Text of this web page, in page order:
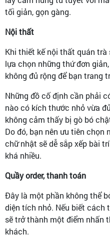
tối giản, gọn gàng.
Nội thất
Khi thiết kế nội thất quán
lựa chọn những thứ đơn
không đủ rộng để bạn trang
Những đồ cố định cần phải
nào có kích thước nhỏ vừa
không cảm thấy bị gò bó
Do đó, bạn nên ưu tiên chọn
chữ nhật sẽ dễ sắp xếp bài
khá nhiều.
Quầy order, thanh toán
Đây là một phần không thể
diện tích nhỏ. Nếu biết cách
sẽ trở thành một điểm nhấn
khách.